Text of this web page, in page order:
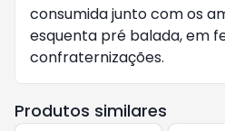
consumida junto com os
esquenta pré balada, em
confraternizações.
Produtos similares